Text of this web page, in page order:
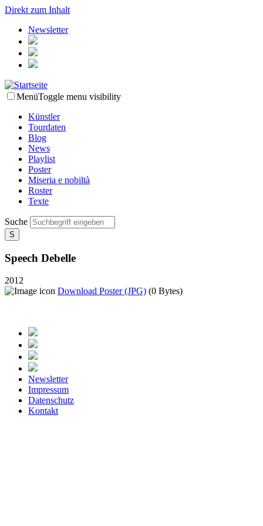
Direkt zum Inhalt
Newsletter
MenüToggle menu visibility
Künstler
Tourdaten
Blog
News
Playlist
Poster
Miseria e nobiltà
Roster
Texte
Suche
Speech Debelle
2012
Download Poster (JPG) (0 Bytes)
Newsletter
Impressum
Datenschutz
Kontakt